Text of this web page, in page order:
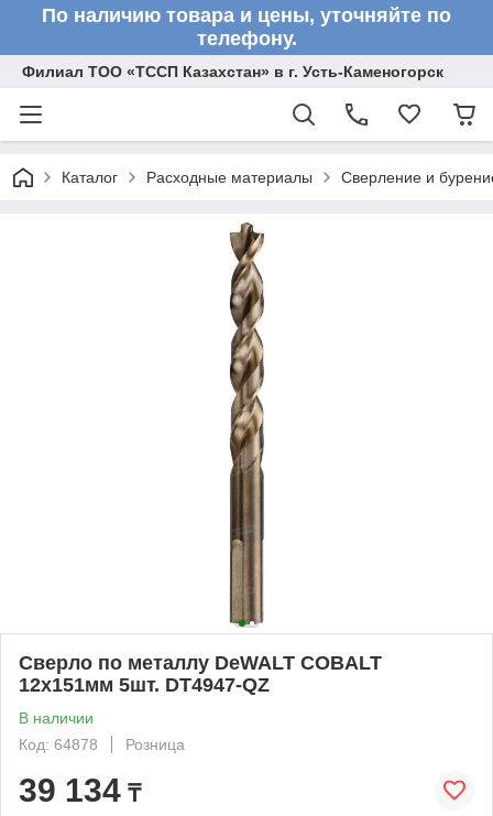
По наличию товара и цены, уточняйте по
телефону.
Филиал ТОО «ТССП Казахстан» в г. Усть-Каменогорск
Каталог Расходные материалы Сверление и
Сверло по металлу DeWALT COBALT
12x151мм 5шт. DT4947-QZ
В наличии
Код: 64878
Розница
39 134 ₸